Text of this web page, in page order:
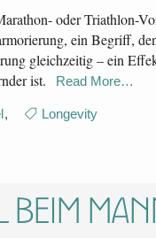
oder Triathlon-
ein Begriff,
gleichzeitig – ein
ist.
Read More…
, Longevity
beim